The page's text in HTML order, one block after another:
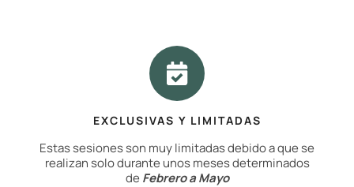
EXCLUSIVAS Y LIMITADAS
Estas sesiones son muy limitadas debido a que se
realizan solo durante unos meses determinados
de Febrero a Mayo